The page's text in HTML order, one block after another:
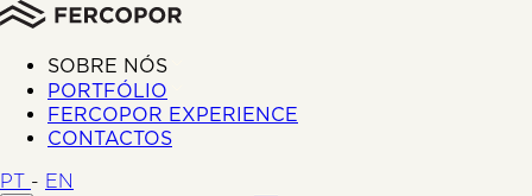
SOBRE NÓS
PORTFÓLIO
FERCOPOR EXPERIENCE
CONTACTOS
PT - EN